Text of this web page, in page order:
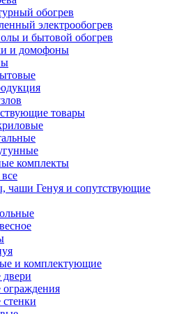
обогрев
электрообогрев
и бытовой обогрев
и домофоны
товары
комплекты
чаши Генуя и сопутствующие
и комплектующие